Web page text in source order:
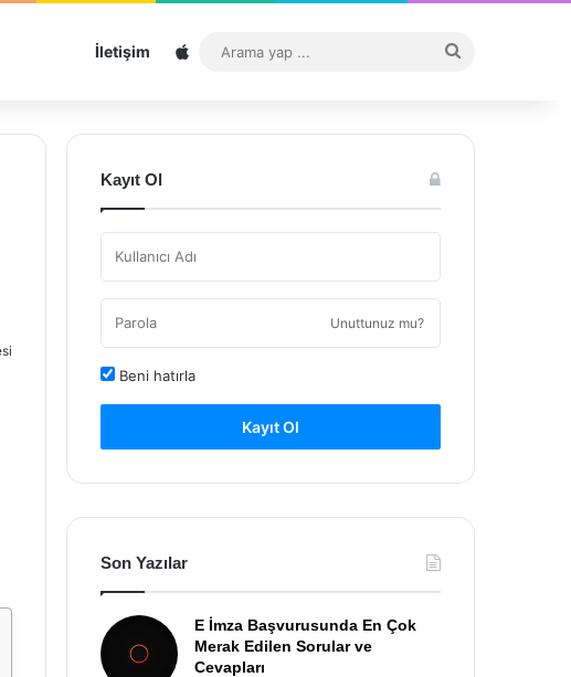
İletişim Sitemap
...
Kayıt Ol
Unuttunuz mu?
Beni hatırla
Kayıt Ol
Son Yazılar
E İmza Başvurusunda En Çok
Merak Edilen Sorular ve
Cevapları